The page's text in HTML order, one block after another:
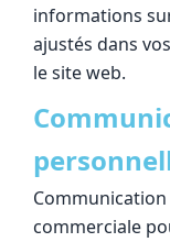
informations
ajustés dans
le site web.
commerciale